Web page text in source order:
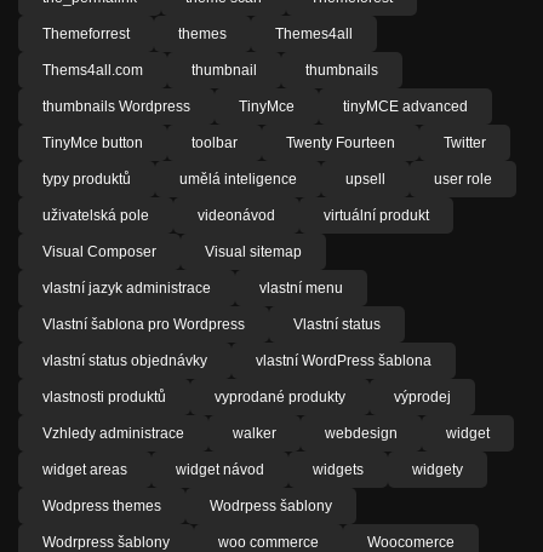
Themeforrest themes Themes4all
Thems4all.com thumbnail thumbnails
thumbnails Wordpress TinyMce tinyMCE advanced
TinyMce button toolbar Twenty Fourteen Twitter
typy produktů umělá inteligence upsell user role
uživatelská pole videonávod virtuální produkt
Visual Composer Visual sitemap
vlastní jazyk administrace vlastní menu
Vlastní šablona pro Wordpress Vlastní status
vlastní status objednávky vlastní WordPress šablona
vlastnosti produktů vyprodané produkty výprodej
Vzhledy administrace walker webdesign widget
widget areas widget návod widgets widgety
Wodpress themes Wodrpess šablony
Wodrpress šablony woo commerce Woocomerce